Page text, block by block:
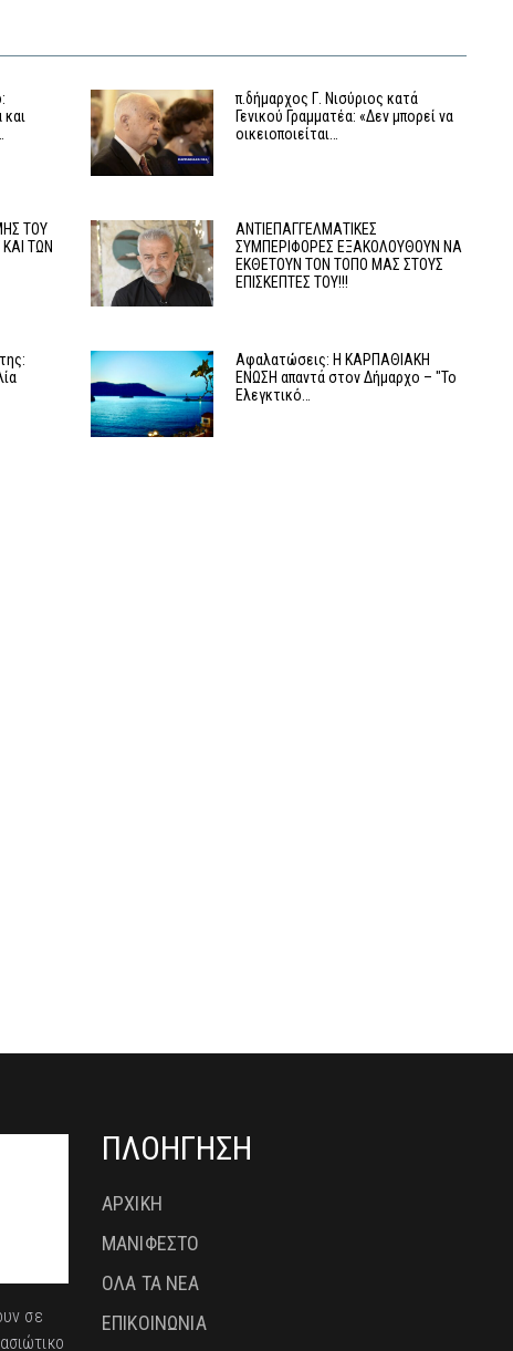
π.δήμαρχος Γ. Νισύριος κατά
Γενικού Γραμματέα: «Δεν μπορεί να
οικειοποιείται…
ΤΟΥ
ΤΩΝ
ΑΝΤΙΕΠΑΓΓΕΛΜΑΤΙΚΕΣ
ΣΥΜΠΕΡΙΦΟΡΕΣ ΕΞΑΚΟΛΟΥΘΟΥΝ ΝΑ
ΕΚΘΕΤΟΥΝ ΤΟΝ ΤΟΠΟ ΜΑΣ ΣΤΟΥΣ
ΕΠΙΣΚΕΠΤΕΣ ΤΟΥ!!!
Αφαλατώσεις: Η ΚΑΡΠΑΘΙΑΚΗ
ΕΝΩΣΗ απαντά στον Δήμαρχο – "Το
Ελεγκτικό…
σε
ΠΛΟΗΓΗΣΗ
ΑΡΧΙΚΗ
ΜΑΝΙΦΕΣΤΟ
ΟΛΑ ΤΑ ΝΕΑ
ΕΠΙΚΟΙΝΩΝΙΑ